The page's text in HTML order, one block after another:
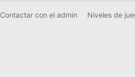
Contactar con el admin Niveles de